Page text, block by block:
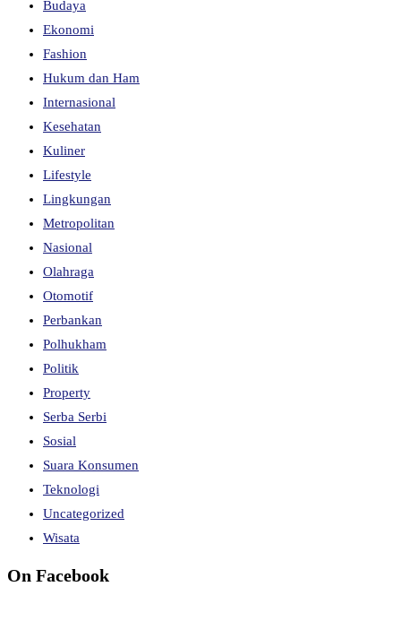
Budaya
Ekonomi
Fashion
Hukum dan Ham
Internasional
Kesehatan
Kuliner
Lifestyle
Lingkungan
Metropolitan
Nasional
Olahraga
Otomotif
Perbankan
Polhukham
Politik
Property
Serba Serbi
Sosial
Suara Konsumen
Teknologi
Uncategorized
Wisata
On Facebook